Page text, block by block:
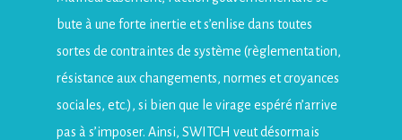
bute à une forte inertie et s’enlise dans toutes
sortes de contraintes de système (règlementation,
résistance aux changements, normes et croyances
sociales, etc.), si bien que le virage espéré n’arrive
pas à s’imposer. Ainsi, SWITCH veut désormais